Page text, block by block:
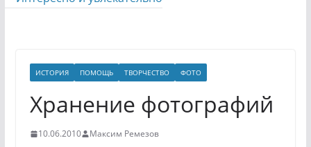
ИСТОРИЯ ПОМОЩЬ ТВОРЧЕСТВО ФОТО
Хранение фотографий
10.06.2010 Максим Ремезов